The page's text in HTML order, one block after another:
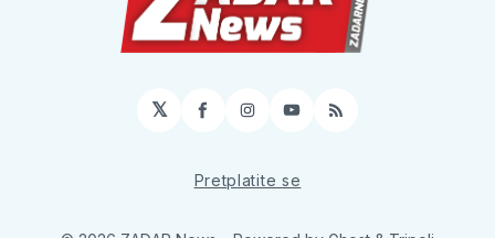
𝕏 Facebook
Instagram
YouTube
RSS
Pretplatite se